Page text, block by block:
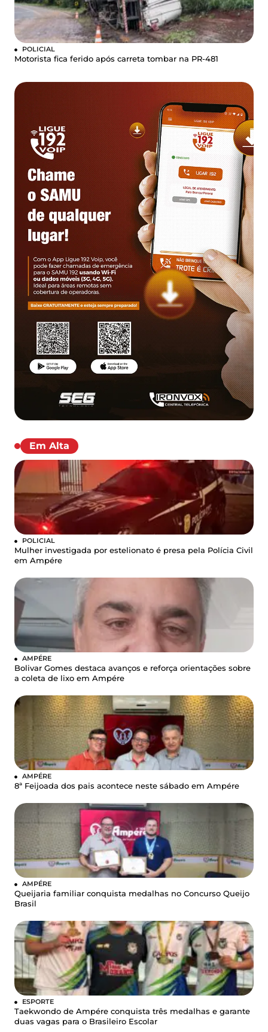
POLICIAL
Motorista fica ferido após carreta tombar na PR-481
Em Alta
POLICIAL
Mulher investigada por estelionato é presa pela Polícia Civil
em Ampére
AMPÉRE
Bolivar Gomes destaca avanços e reforça orientações sobre
a coleta de lixo em Ampére
AMPÉRE
8ª Feijoada dos pais acontece neste sábado em Ampére
AMPÉRE
Queijaria familiar conquista medalhas no Concurso Queijo
Brasil
ESPORTE
Taekwondo de Ampére conquista três medalhas e garante
duas vagas para o Brasileiro Escolar